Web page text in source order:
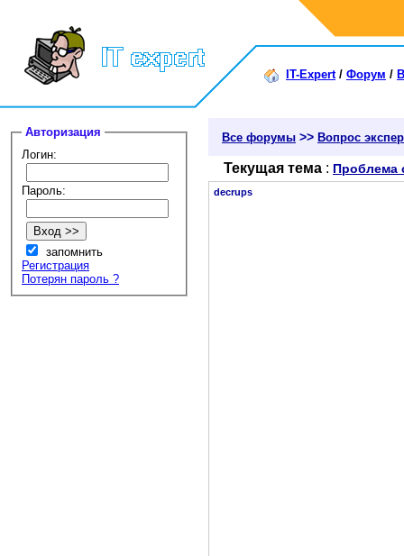
IT-Expert/ Форум /
Авторизация
Логин:
Пароль:
запомнить
Регистрация
Потерян пароль ?
Все форумы >> Вопрос
Текущая тема : Проблема
decrups